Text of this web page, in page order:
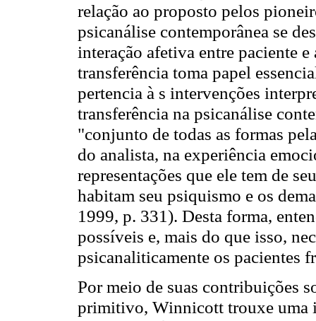
relação ao proposto pelos
psicanálise contemporânea se
interação afetiva entre paciente
transferência toma papel
pertencia à s intervenções
transferência na psicanálise
"conjunto de todas as formas
do analista, na experiência
representações que ele tem de
habitam seu psiquismo e os
1999, p. 331). Desta forma,
possíveis e, mais do que isso,
psicanaliticamente os pacientes
Por meio de suas contribuições
primitivo, Winnicott trouxe uma